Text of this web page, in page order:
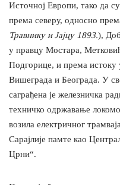
Источној Европи, тако да
према северу, односно
Травнику и Јајцу 1893.),
у правцу Мостара,
Подгорице, и према
Вишеграда и Београда. У
саграђена је железничка
техничко одржавање
возила електричног
Сарајлије памте као
Црни“.